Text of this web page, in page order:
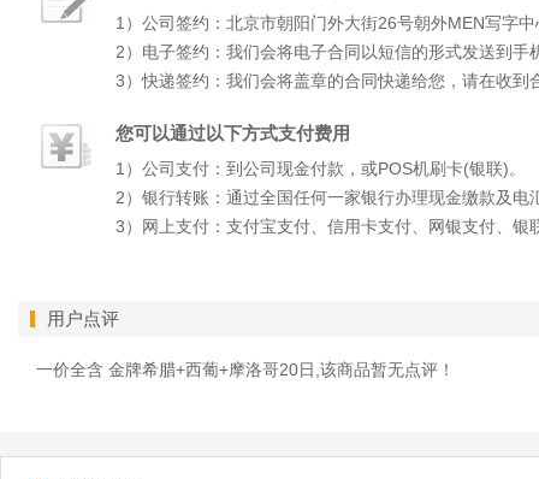
1）公司签约：北京市朝阳门外大街26号朝外MEN写字
2）电子签约：我们会将电子合同以短信的形式发送到
3）快递签约：我们会将盖章的合同快递给您，请在收
您可以通过以下方式支付费用
1）公司支付：到公司现金付款，或POS机刷卡(银联)。
2）银行转账：通过全国任何一家银行办理现金缴款及
3）网上支付：支付宝支付、信用卡支付、网银支付、银
用户点评
一价全含 金牌希腊+西葡+摩洛哥20日,该商品暂无点评！